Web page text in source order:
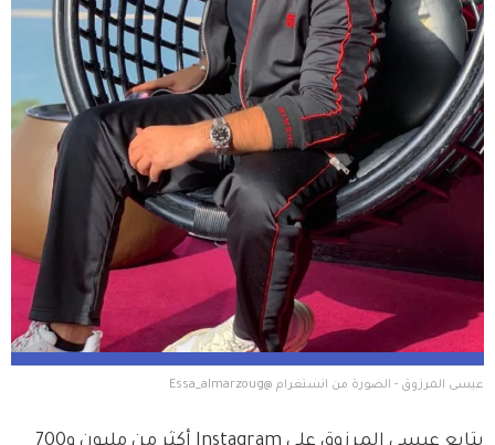
عيسى المرزوق - الصورة من انستغرام @Essa_almarzoug